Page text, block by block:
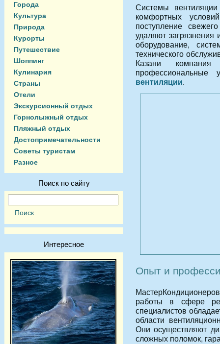
Города
Культура
Природа
Курорты
Путешествие
Шоппинг
Кулинария
Страны
Отели
Экскурсионный отдых
Горнолыжный отдых
Пляжный отдых
Достопримечательности
Советы туристам
Разное
Поиск по сайту
Интересное
Системы
комфортных
поступление
удаляют загрязнения
оборудование,
технического
Казани компания
вентиляции.
Опыт и
работы в сфере
специалистов
области
Они осуществляют
сложных поломок,